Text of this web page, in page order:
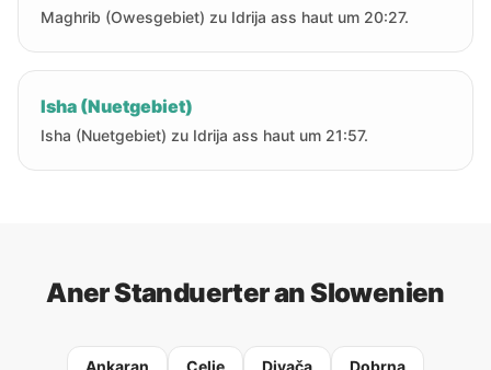
Maghrib (Owesgebiet) zu Idrija ass haut um 20:27.
Isha (Nuetgebiet)
Isha (Nuetgebiet) zu Idrija ass haut um 21:57.
Aner Standuerter an Slowenien
Ankaran Celje Divača Dobrna